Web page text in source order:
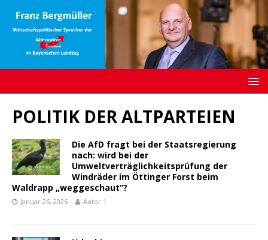
POLITIK DER ALTPARTEIEN
Die AfD fragt bei der Staatsregierung
nach: wird bei der
Umweltverträglichkeitsprüfung der
Windräder im Öttinger Forst beim
Waldrapp „weggeschaut“?
Januar 26, 2026 Autor 1